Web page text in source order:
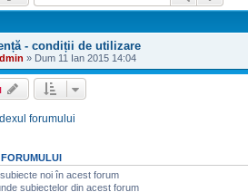
- condiții de utilizare
» Dum 11 Ian 2015 14:04
forumului
noi în acest forum
subiectelor din acest forum